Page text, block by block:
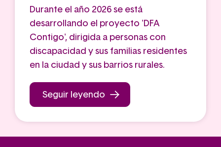
Durante el año 2026 se está
desarrollando el proyecto 'DFA
Contigo', dirigida a personas con
discapacidad y sus familias residentes
en la ciudad y sus barrios rurales.
Seguir leyendo